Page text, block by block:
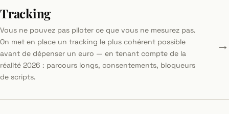
Tracking
Vous ne pouvez pas piloter ce que vous ne mesurez pas.
On met en place un tracking le plus cohérent possible
avant de dépenser un euro — en tenant compte de la
réalité 2026 : parcours longs, consentements, bloqueurs
de scripts.
→